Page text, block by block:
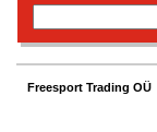
Freesport Trading OÜ